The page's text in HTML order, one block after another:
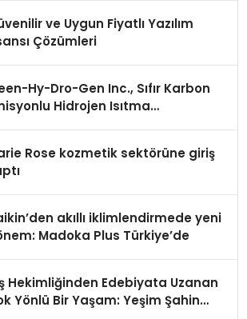
ve Uygun Fiyatlı Yazılım
Çözümleri
Hy-Dro-Gen Inc., Sıfır Karbon
Hidrojen Isıtma
Rose kozmetik sektörüne giriş
akıllı iklimlendirmede yeni
Madoka Plus Türkiye’de
Hekimliğinden Edebiyata Uzanan
Yönlü Bir Yaşam: Yeşim Şahin